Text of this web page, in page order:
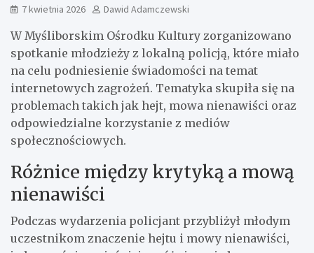
7 kwietnia 2026 Dawid Adamczewski
W Myśliborskim Ośrodku Kultury zorganizowano
spotkanie młodzieży z lokalną policją, które miało
na celu podniesienie świadomości na temat
internetowych zagrożeń. Tematyka skupiła się na
problemach takich jak hejt, mowa nienawiści oraz
odpowiedzialne korzystanie z mediów
społecznościowych.
Różnice między krytyką a mową
nienawiści
Podczas wydarzenia policjant przybliżył młodym
uczestnikom znaczenie hejtu i mowy nienawiści,